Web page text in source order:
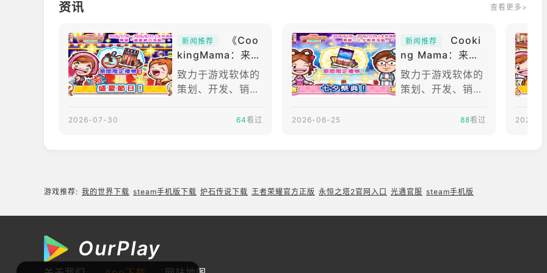
资讯 查看更多>
新闻推荐
kingMama：来煮
饭吧！》举办盛夏
节日活动推出限定
致力于游戏软体的
策划、开发、销售
ECorp.宣布，iPh
日开始举办盛夏节
内容为厂商提供资
2026-07-30 64看过
新闻推荐
ng Mama：来煮
饭吧！将开始举办
七夕祭典活动
致力于游戏软体的
策划、开发、销售
ECorp.宣布，iPh
6日开始举办七夕
2026-06-25 88看过 2026-
游戏推荐: 我的世界下载 steam手机版下载 炉石传说下载 王者荣耀官方正版 永恒之塔2官网入口 光遇官服 steam手机版
OurPlay